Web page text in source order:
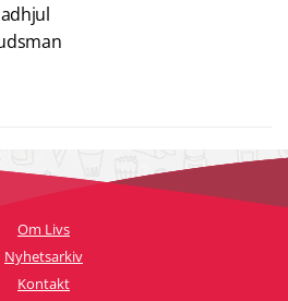
Om Livs
Nyhetsarkiv
Kontakt